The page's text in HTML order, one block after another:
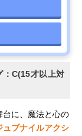
C(15才以上対
に、魔法と心の
ュブナイルアクシ